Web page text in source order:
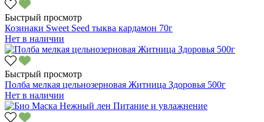
Быстрый просмотр
Козинаки Sweet Seed тыква кардамон 70г
Нет в наличии
Быстрый просмотр
Полба мелкая цельнозерновая Житница Здоровья 500г
Нет в наличии